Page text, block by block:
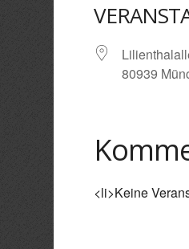
80939
<li>Keine